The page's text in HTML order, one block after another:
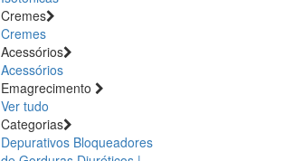
Cremes
Cremes
Acessórios
Acessórios
Emagrecimento
Ver tudo
Categorias
Depurativos Bloqueadores